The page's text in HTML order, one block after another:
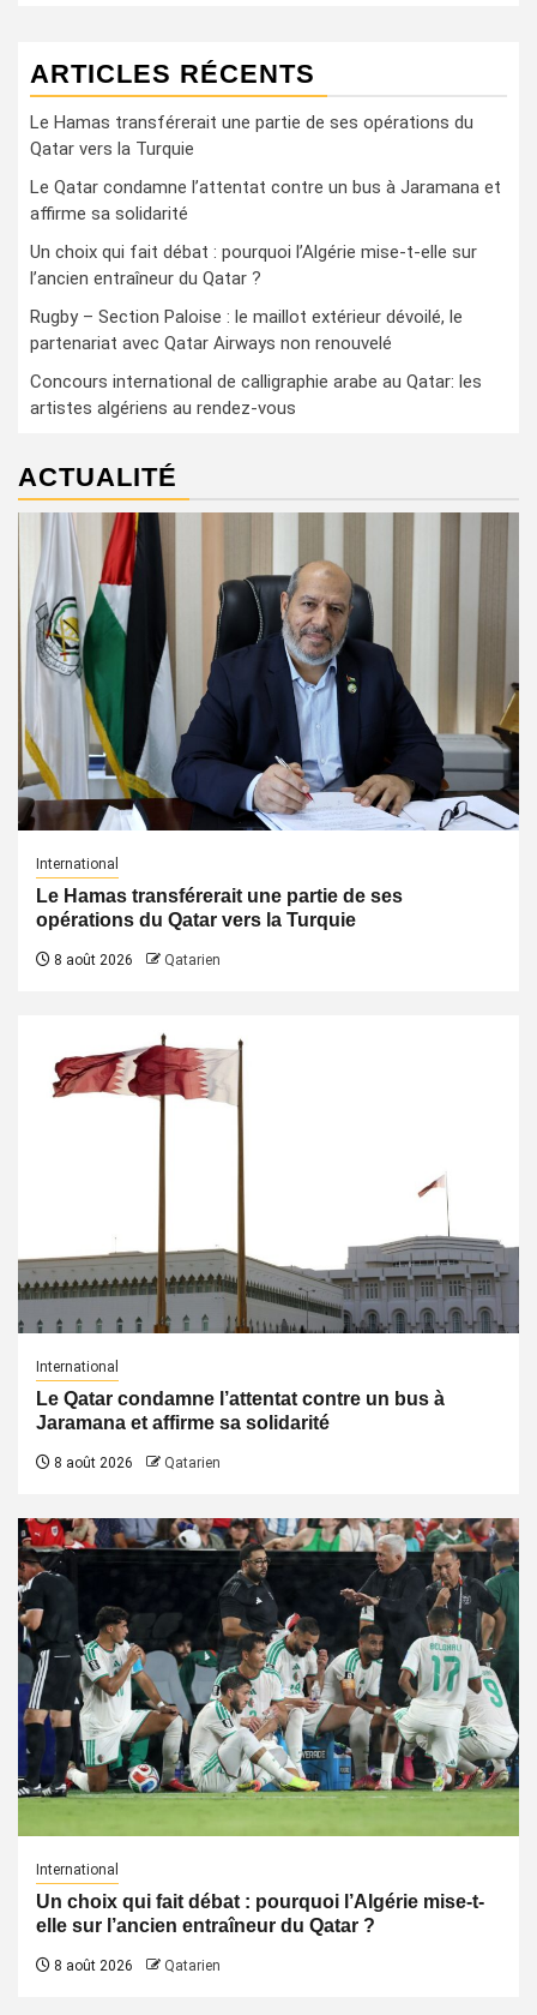
ARTICLES RÉCENTS
Le Hamas transférerait une partie de ses opérations du
Qatar vers la Turquie
Le Qatar condamne l’attentat contre un bus à Jaramana et
affirme sa solidarité
Un choix qui fait débat : pourquoi l’Algérie mise-t-elle sur
l’ancien entraîneur du Qatar ?
Rugby – Section Paloise : le maillot extérieur dévoilé, le
partenariat avec Qatar Airways non renouvelé
Concours international de calligraphie arabe au Qatar: les
artistes algériens au rendez-vous
ACTUALITÉ
International
Le Hamas transférerait une partie de ses
opérations du Qatar vers la Turquie
8 août 2026 Qatarien
International
Le Qatar condamne l’attentat contre un bus à
Jaramana et affirme sa solidarité
8 août 2026 Qatarien
International
Un choix qui fait débat : pourquoi l’Algérie mise-t-
elle sur l’ancien entraîneur du Qatar ?
8 août 2026 Qatarien